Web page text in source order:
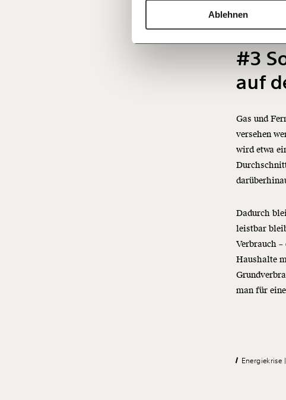
Ablehnen
#3
auf
Gas und
versehen
wird etwa
Dadurch
leistbar
Verbrauch
Haushalte
man für
Energiekrise